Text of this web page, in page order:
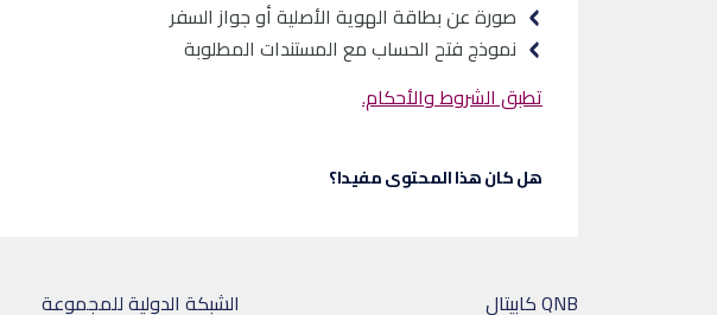
صورة عن بطاقة الهوية الأصلية أو جواز السفر
نموذج فتح الحساب مع المستندات المطلوبة
تطبق الشروط والأحكام.
هل كان هذا المحتوى مفيدا؟
QNB كابيتال الشبكة الدولية للمجموعة